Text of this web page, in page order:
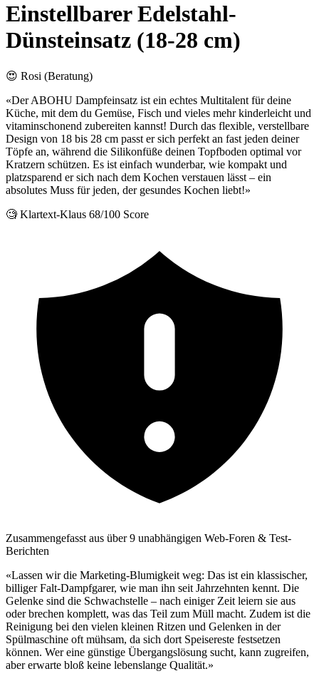
Einstellbarer Edelstahl-
Dünsteinsatz (18-28 cm)
😍 Rosi (Beratung)
«Der ABOHU Dampfeinsatz ist ein echtes Multitalent für deine
Küche, mit dem du Gemüse, Fisch und vieles mehr kinderleicht und
vitaminschonend zubereiten kannst! Durch das flexible, verstellbare
Design von 18 bis 28 cm passt er sich perfekt an fast jeden deiner
Töpfe an, während die Silikonfüße deinen Topfboden optimal vor
Kratzern schützen. Es ist einfach wunderbar, wie kompakt und
platzsparend er sich nach dem Kochen verstauen lässt – ein
absolutes Muss für jeden, der gesundes Kochen liebt!»
🧐 Klartext-Klaus 68/100 Score
Zusammengefasst aus über 9 unabhängigen Web-Foren & Test-
Berichten
«Lassen wir die Marketing-Blumigkeit weg: Das ist ein klassischer,
billiger Falt-Dampfgarer, wie man ihn seit Jahrzehnten kennt. Die
Gelenke sind die Schwachstelle – nach einiger Zeit leiern sie aus
oder brechen komplett, was das Teil zum Müll macht. Zudem ist die
Reinigung bei den vielen kleinen Ritzen und Gelenken in der
Spülmaschine oft mühsam, da sich dort Speisereste festsetzen
können. Wer eine günstige Übergangslösung sucht, kann zugreifen,
aber erwarte bloß keine lebenslange Qualität.»